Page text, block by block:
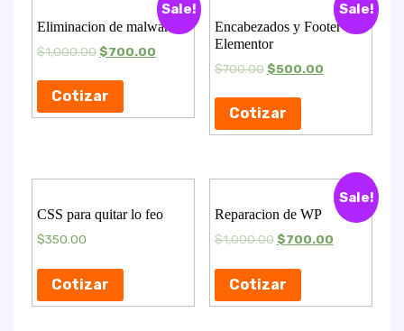
Sale!
Eliminacion de malware
$1,000.00$700.00
Cotizar
Sale!
Encabezados y Footer
Elementor
$700.00 $500.00
Cotizar
CSS para quitar lo feo
$350.00
Cotizar
Sale!
Reparacion de WP
$1,000.00 $700.00
Cotizar